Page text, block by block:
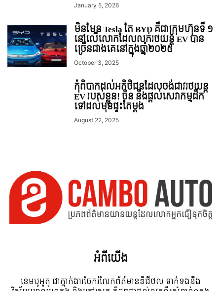
January 5, 2026
មិនមែន Tesla តែ BYD គឺជាក្រុមហ៊ុនទី ១
នៅលើលោកដែលលក់រថយន្ត EV បាន
ច្រើនជាងគេនៅក្នុងឆ្នាំ២០២៥
October 3, 2025
កុំពិបាកដល់អតិថិជនដែលចង់ជាវរថយន្ត
EV របស់ខ្លួន! ចិន នឹងផ្តល់សេវាកម្មដឹក
ទៅដល់មុខផ្ទះតែម្តង
August 22, 2025
អំពី​យើង
ខេមបូអូតូ ជាភ្នាក់ងារចែករំលែកព័ត៍មានឌីជីថល ទាក់ទងនឹង